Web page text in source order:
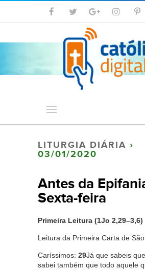
LITURGIA DIÁRIA ›
03/01/2020
Antes da
Sexta-feira
Primeira Leitura (1Jo 2,29–3,6)
Leitura da Primeira Carta de São
Caríssimos: 29Já que sabeis
sabei também que todo aquele